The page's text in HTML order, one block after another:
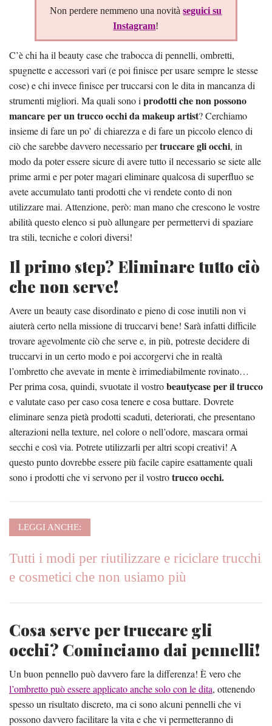
Non perdere nemmeno una novitàseguici su
Instagram!
C’è chi ha il beauty case che trabocca di pennelli, ombretti,
spugnette e accessori vari (e poi finisce per usare sempre le stesse
cose) e chi invece finisce per truccarsi con le dita in mancanza di
strumenti migliori. Ma quali sono i prodotti che non possono
mancare per un trucco occhi da makeup artist? Cerchiamo
insieme di fare un po’ di chiarezza e di fare un piccolo elenco di
ciò che sarebbe davvero necessario pertruccare gli occhi, in
modo da poter essere sicure di avere tutto il necessario se siete alle
prime armi e per poter magari eliminare qualcosa di superfluo se
avete accumulato tanti prodotti che vi rendete conto di non
utilizzare mai. Attenzione, però: man mano che crescono le vostre
abilità questo elenco si può allungare per permettervi di spaziare
tra stili, tecniche e colori diversi!
Il primo step? Eliminare tutto ciò
che non serve!
Avere un beauty case disordinato e pieno di cose inutili non vi
aiuterà certo nella missione di truccarvi bene! Sarà infatti difficile
trovare agevolmente ciò che serve e, in più, potreste decidere di
truccarvi in un certo modo e poi accorgervi che in realtà
l’ombretto che avevate in mente è irrimediabilmente rovinato…
Per prima cosa, quindi, svuotate il vostrobeautycase per il trucco
e valutate caso per caso cosa tenere e cosa buttare. Dovrete
eliminare senza pietà prodotti scaduti, deteriorati, che presentano
alterazioni nella texture, nel colore o nell’odore, mascara ormai
secchi e così via. Potrete utilizzarli per altri scopi creativi! A
questo punto dovrebbe essere più facile capire esattamente quali
sono i prodotti che vi servono per il vostrotrucco occhi.
LEGGI ANCHE:
Tutti i modi per riutilizzare e riciclare trucchi
e cosmetici che non usiamo più
Cosa serve per truccare gli
occhi? Cominciamo dai pennelli!
Un buon pennello può davvero fare la differenza! È vero che
l’ombretto può essere applicato anche solo con le dita, ottenendo
spesso un risultato discreto, ma ci sono alcuni pennelli che vi
possono davvero facilitare la vita e che vi permetteranno di